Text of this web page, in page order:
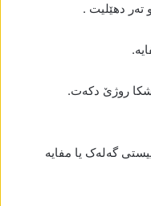
تەر دھێلیت .
روژێ دکەت.
گەلەک یا مفایە